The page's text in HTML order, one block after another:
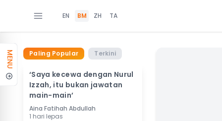
EN BM ZH TA
MENU Paling Popular Terkini
‘Saya kecewa dengan Nurul
Izzah, itu bukan jawatan
main-main’
Aina Fatihah Abdullah
1 hari lepas